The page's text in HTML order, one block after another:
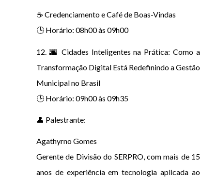
☕ Credenciamento e Café de Boas-Vindas
🕒 Horário: 08h00 às 09h00
12. 🌆 Cidades Inteligentes na Prática: Como a
Transformação Digital Está Redefinindo a Gestão
Municipal no Brasil
🕒 Horário: 09h00 às 09h35
👤 Palestrante:
Agathyrno Gomes
Gerente de Divisão do SERPRO, com mais de 15
anos de experiência em tecnologia aplicada ao